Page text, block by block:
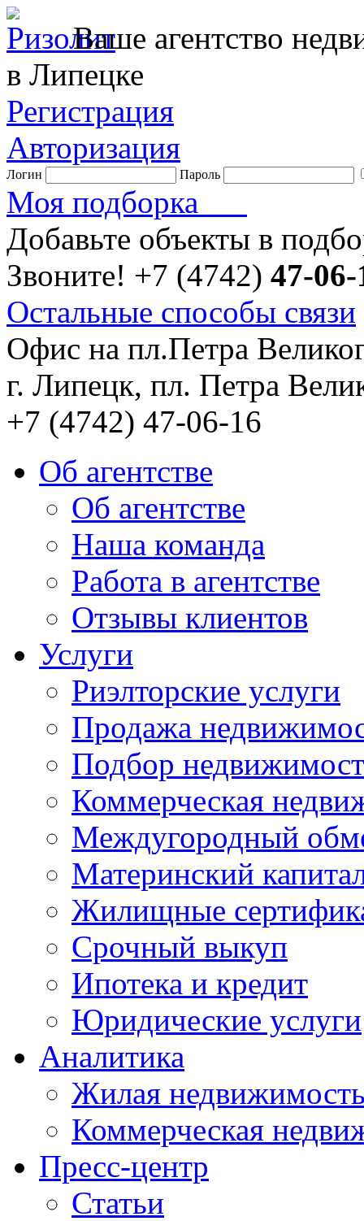
Ваше агентство
в Липецке
Регистрация
Авторизация
Логин Пароль
Моя подборка
Добавьте объекты в
Звоните! +7 (4742) 47-06-
Остальные способы связи
Офис на пл.Петра
г. Липецк, пл. Петра
+7 (4742) 47-06-16
Об агентстве
Об агентстве
Наша команда
Работа в агентстве
Отзывы клиентов
Услуги
Риэлторские услуги
Продажа
Подбор
Коммерческая
Междугородный
Материнский
Жилищные
Срочный выкуп
Ипотека и кредит
Юридические услуги
Аналитика
Жилая
Коммерческая
Пресс-центр
Статьи